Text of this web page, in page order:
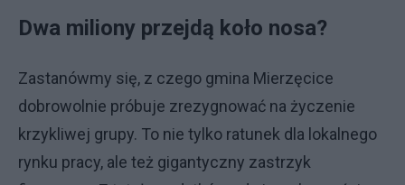
Dwa miliony przejdą koło nosa?
Zastanówmy się, z czego gmina Mierzęcice
dobrowolnie próbuje zrezygnować na życzenie
krzykliwej grupy. To nie tylko ratunek dla lokalnego
rynku pracy, ale też gigantyczny zastrzyk